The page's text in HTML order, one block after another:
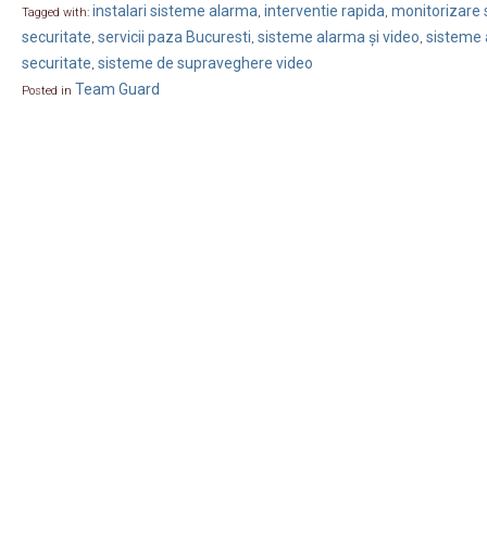
Tagged with: instalari sisteme alarma, interventie rapida, monitorizare
securitate, servicii paza Bucuresti, sisteme alarma și video, sisteme
securitate, sisteme de supraveghere video
Posted in Team Guard